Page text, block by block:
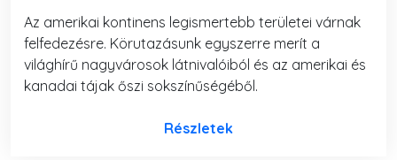
Az amerikai kontinens legismertebb területei várnak
felfedezésre. Körutazásunk egyszerre merít a
világhírű nagyvárosok látnivalóiból és az amerikai és
kanadai tájak őszi sokszínűségéből.
Részletek